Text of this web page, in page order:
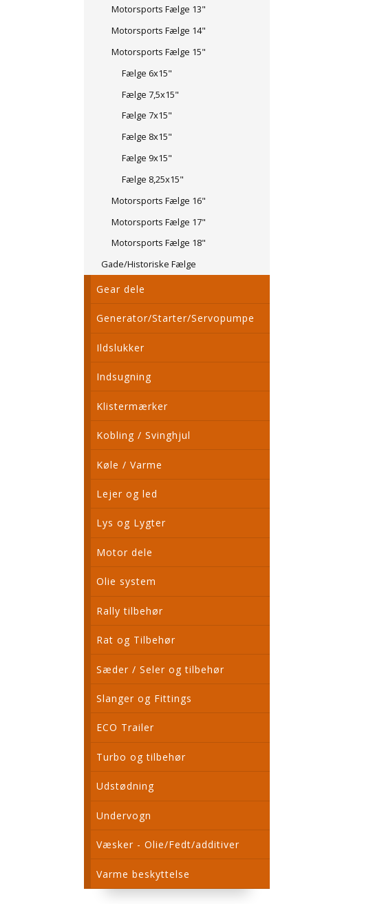
Motorsports Fælge 13"
Motorsports Fælge 14"
Motorsports Fælge 15"
Fælge 6x15"
Fælge 7,5x15"
Fælge 7x15"
Fælge 8x15"
Fælge 9x15"
Fælge 8,25x15"
Motorsports Fælge 16"
Motorsports Fælge 17"
Motorsports Fælge 18"
Gade/Historiske Fælge
Gear dele
Generator/Starter/Servopumpe
Ildslukker
Indsugning
Klistermærker
Kobling / Svinghjul
Køle / Varme
Lejer og led
Lys og Lygter
Motor dele
Olie system
Rally tilbehør
Rat og Tilbehør
Sæder / Seler og tilbehør
Slanger og Fittings
ECO Trailer
Turbo og tilbehør
Udstødning
Undervogn
Væsker - Olie/Fedt/additiver
Varme beskyttelse